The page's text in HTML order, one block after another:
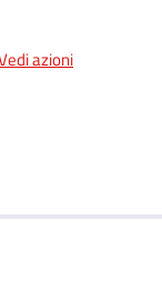
azioni